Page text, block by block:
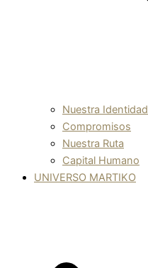
Nuestra Identidad
Compromisos
Nuestra Ruta
Capital Humano
UNIVERSO MARTIKO